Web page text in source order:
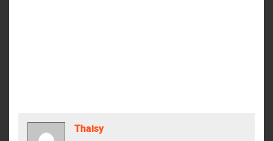
Thaisy